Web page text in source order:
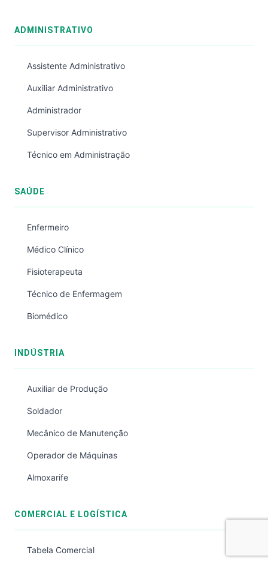
ADMINISTRATIVO
Assistente Administrativo
Auxiliar Administrativo
Administrador
Supervisor Administrativo
Técnico em Administração
SAÚDE
Enfermeiro
Médico Clínico
Fisioterapeuta
Técnico de Enfermagem
Biomédico
INDÚSTRIA
Auxiliar de Produção
Soldador
Mecânico de Manutenção
Operador de Máquinas
Almoxarife
COMERCIAL E LOGÍSTICA
Tabela Comercial